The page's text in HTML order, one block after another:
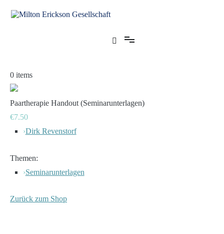
Inhalt
0 items
Paartherapie Handout (Seminarunterlagen)
€7.50
›Dirk Revenstorf
Themen:
›Seminarunterlagen
Zurück zum Shop